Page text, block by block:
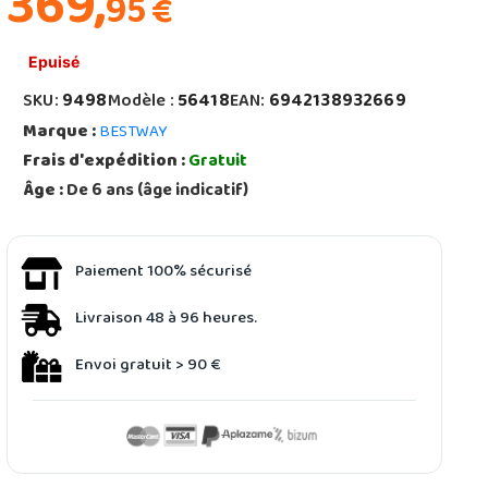
95€
Epuisé
SKU:9498Modèle :56418EAN:6942138932669
Marque :BESTWAY
Frais d'expédition :Gratuit
Âge :De 6 ans (âge indicatif)
Paiement 100% sécurisé
Livraison 48 à 96 heures.
Envoi gratuit > 90 €